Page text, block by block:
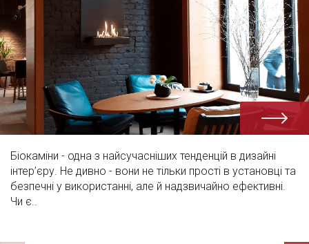
Біокаміни - одна з найсучасніших тенденцій в дизайні
інтер’єру. Не дивно - вони не тільки прості в установці та
безпечні у використанні, але й надзвичайно ефективні.
Чи є..